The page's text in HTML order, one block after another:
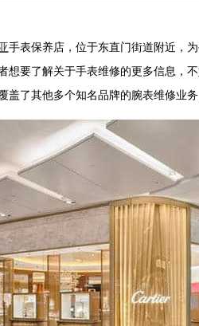
约）
室（需提前预约）
）
约）
）
手表保养店，位于东直门街道附近，
想要了解关于手表维修的更多信息，
盖了其他多个知名品牌的腕表维修业务